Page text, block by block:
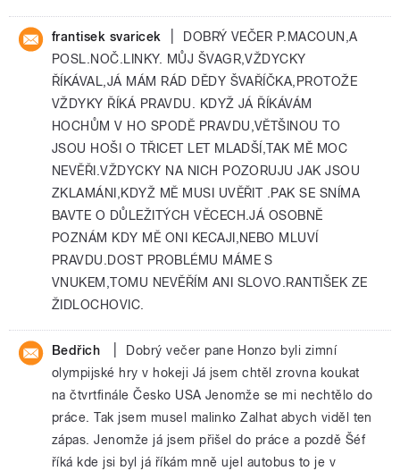
frantisek svaricek
DOBRÝ VEČER P.MACOUN,A
POSL.NOČ.LINKY. MŮJ ŠVAGR,VŽDYCKY
ŘÍKÁVAL,JÁ MÁM RÁD DĚDY ŠVAŘÍČKA,PROTOŽE
VŽDYKY ŘÍKÁ PRAVDU. KDYŽ JÁ ŘÍKÁVÁM
HOCHŮM V HO SPODĚ PRAVDU,VĚTŠINOU TO
JSOU HOŠI O TŘICET LET MLADŠÍ,TAK MĚ MOC
NEVĚŘI.VŽDYCKY NA NICH POZORUJU JAK JSOU
ZKLAMÁNI,KDYŽ MĚ MUSI UVĚŘIT .PAK SE SNÍMA
BAVTE O DŮLEŽITÝCH VĚCECH.JÁ OSOBNĚ
POZNÁM KDY MĚ ONI KECAJI,NEBO MLUVÍ
PRAVDU.DOST PROBLÉMU MÁME S
VNUKEM,TOMU NEVĚŘÍM ANI SLOVO.RANTIŠEK ZE
ŽIDLOCHOVIC.
Bedřich
Dobrý večer pane Honzo byli zimní
olympijské hry v hokeji Já jsem chtěl zrovna koukat
na čtvrtfinále Česko USA Jenomže se mi nechtělo do
práce. Tak jsem musel malinko Zalhat abych viděl ten
zápas. Jenomže já jsem přišel do práce a pozdě Šéf
říká kde jsi byl já říkám mně ujel autobus to je v